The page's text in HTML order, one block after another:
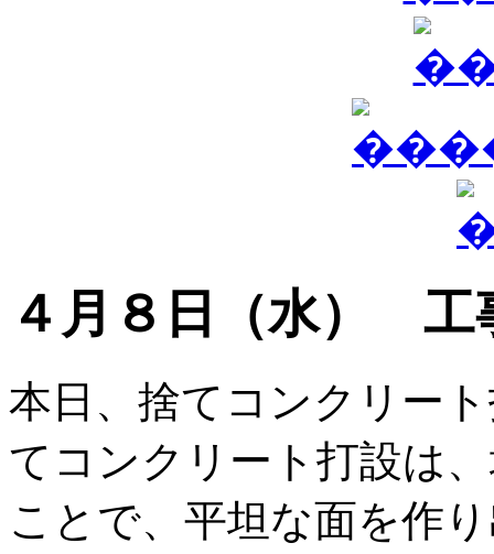
４月８日（水） 工
本日、捨てコンクリー
てコンクリート打設は
ことで、平坦な面を作